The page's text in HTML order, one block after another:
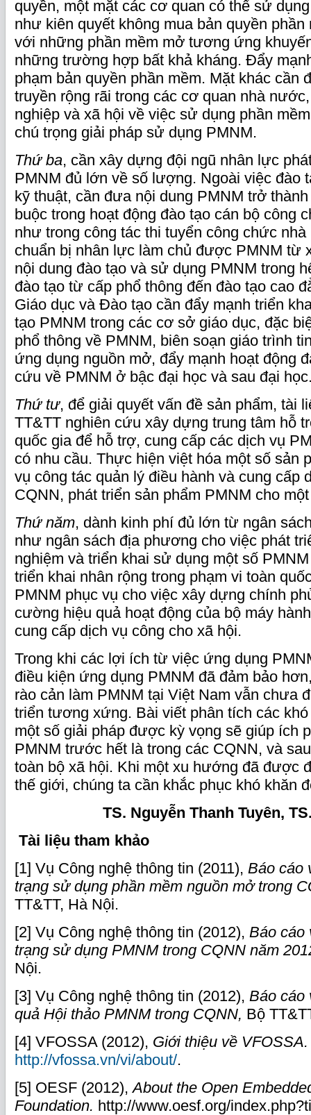
quyền, một mặt các cơ quan có thể sử
như kiên quyết không mua bản quyền
với những phần mềm mở tương ứng
những trường hợp bất khả kháng. Đẩy
phạm bản quyền phần mềm. Mặt khác cần
truyền rộng rãi trong các cơ quan nhà
nghiệp và xã hội về việc sử dụng phần
chú trọng giải pháp sử dụng PMNM.
Thứ ba, cần xây dựng đội ngũ nhân lực
PMNM đủ lớn về số lượng. Ngoài việc đào
kỹ thuật, cần đưa nội dung PMNM trở
buộc trong hoạt động đào tạo cán bộ công
như trong công tác thi tuyển công chức
chuẩn bị nhân lực làm chủ được PMNM từ
nội dung đào tạo và sử dụng PMNM trong
đào tạo từ cấp phổ thông đến đào tạo cao
Giáo dục và Đào tạo cần đẩy mạnh triển
tạo PMNM trong các cơ sở giáo dục, đặc
phổ thông về PMNM, biên soạn giáo trình
ứng dụng nguồn mở, đẩy mạnh hoạt động
cứu về PMNM ở bậc đại học và sau đại
Thứ tư, để giải quyết vấn đề sản phẩm, tài
TT&TT nghiên cứu xây dựng trung tâm hỗ
quốc gia để hỗ trợ, cung cấp các dịch vụ
có nhu cầu. Thực hiện việt hóa một số sản
vụ công tác quản lý điều hành và cung cấp
CQNN, phát triển sản phẩm PMNM cho
Thứ năm, dành kinh phí đủ lớn từ ngân
như ngân sách địa phương cho việc phát
nghiệm và triển khai sử dụng một số
triển khai nhân rộng trong phạm vi toàn
PMNM phục vụ cho việc xây dựng chính
cường hiệu quả hoạt động của bộ máy
cung cấp dịch vụ công cho xã hội.
Trong khi các lợi ích từ việc ứng dụng
điều kiện ứng dụng PMNM đã đảm bảo
rào cản làm PMNM tại Việt Nam vẫn chưa
triển tương xứng. Bài viết phân tích các
một số giải pháp được kỳ vọng sẽ giúp ích
PMNM trước hết là trong các CQNN, và
toàn bộ xã hội. Khi một xu hướng đã được
thế giới, chúng ta cần khắc phục khó khăn
TS. Nguyễn Thanh Tuyên,
Tài liệu tham khảo
[1] Vụ Công nghệ thông tin (2011), Báo cáo
trạng sử dụng phần mềm nguồn mở trong
TT&TT, Hà Nội.
[2] Vụ Công nghệ thông tin (2012), Báo cáo
trạng sử dụng PMNM trong CQNN năm
Nội.
[3] Vụ Công nghệ thông tin (2012), Báo cáo
quả Hội thảo PMNM trong CQNN, Bộ
[4] VFOSSA (2012), Giới thiệu về VFOSSA.
http://vfossa.vn/vi/about/.
[5] OESF (2012),About the Open
Foundation. http://www.oesf.org/